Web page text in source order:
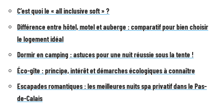
C’est quoi le « all inclusive soft » ?
Différence entre hôtel, motel et auberge : comparatif pour bien choisir
le logement idéal
Dormir en camping : astuces pour une nuit réussie sous la tente !
Éco-gîte : principe, intérêt et démarches écologiques à connaître
Escapades romantiques : les meilleures nuits spa privatif dans le Pas-
de-Calais